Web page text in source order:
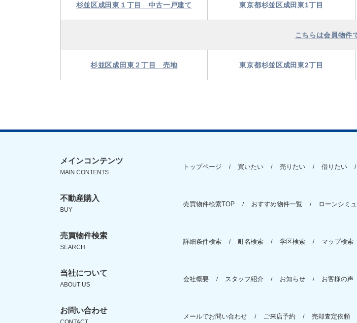
杉並区成田東１丁目 中古一戸建て 東京都杉並区成田東1丁目
こちらは会員物件
杉並区成田東２丁目 売地 東京都杉並区成田東2丁目
メインコンテンツ
MAIN CONTENTS
トップページ 買いたい 売りたい 借りたい
不動産購入
BUY
売買物件検索TOP おすすめ物件一覧 ローンシミ
売買物件検索
SEARCH
詳細条件検索 町名検索 学区検索 マップ検索
当社について
ABOUT US
会社概要 スタッフ紹介 お知らせ お客様の声
お問い合わせ
メールでお問い合わせ ご来店予約 売却査定依頼